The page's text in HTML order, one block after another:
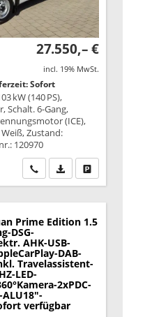
27.550,– €
incl. 19% MwSt.
Sofort
kW (140 PS),
Schalt. 6-Gang,
(ICE),
Zustand:
120970
Wir rufen Sie an
PDF-Datei,Drucken,
Prime Edition 1.5
DSG-
AHK-USB-
DAB-
Travelassistent-
LED-
2xPDC-
ALU18"-
verfügbar